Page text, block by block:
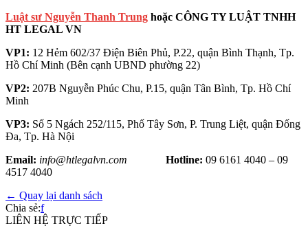
Luật sư Nguyễn Thanh Trung hoặc CÔNG TY LUẬT TNHH
HT LEGAL VN
VP1: 12 Hẻm 602/37 Điện Biên Phủ, P.22, quận Bình Thạnh, Tp.
Hồ Chí Minh (Bên cạnh UBND phường 22)
VP2: 207B Nguyễn Phúc Chu, P.15, quận Tân Bình, Tp. Hồ Chí
Minh
VP3: Số 5 Ngách 252/115, Phố Tây Sơn, P. Trung Liệt, quận Đống
Đa, Tp. Hà Nội
Email: info@htlegalvn.com Hotline: 09 6161 4040 – 09
4517 4040
← Quay lại danh sách
Chia sẻ:f
LIÊN HỆ TRỰC TIẾP